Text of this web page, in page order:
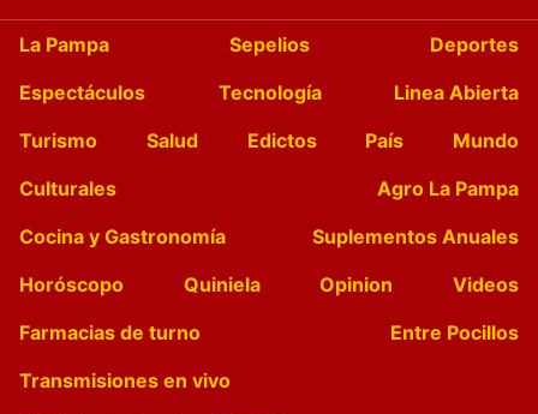
La Pampa Sepelios
Deportes
Espectáculos
Tecnología
Linea Abierta
Turismo
Salud Edictos País
Mundo
Culturales
Agro La Pampa
Cocina y Gastronomía
Suplementos Anuales
Horóscopo
Quiniela Opinion
Videos
Farmacias de turno
Entre Pocillos
Transmisiones en vivo